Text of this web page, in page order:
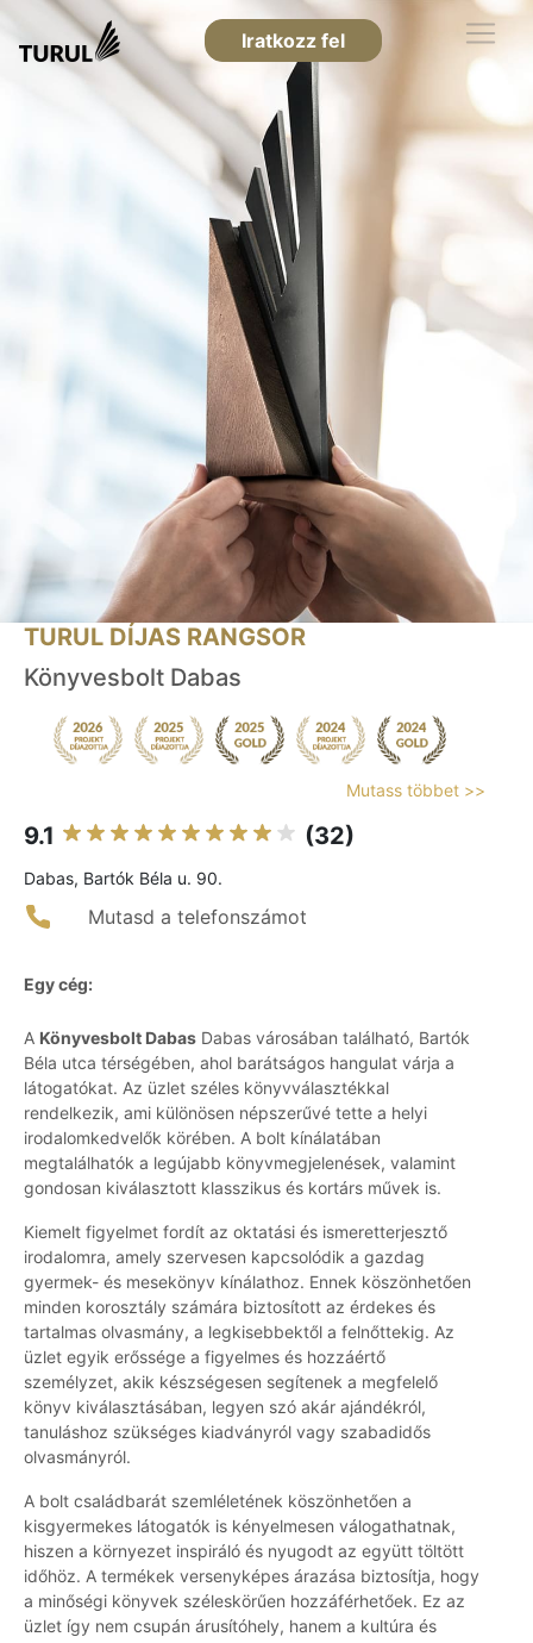
Iratkozz fel
TURUL DÍJAS RANGSOR
Könyvesbolt Dabas
Mutass többet >>
9.1 (32)
Dabas, Bartók Béla u. 90.
Mutasd a telefonszámot
Egy cég:
A Könyvesbolt Dabas Dabas városában található, Bartók
Béla utca térségében, ahol barátságos hangulat várja a
látogatókat. Az üzlet széles könyvválasztékkal
rendelkezik, ami különösen népszerűvé tette a helyi
irodalomkedvelők körében. A bolt kínálatában
megtalálhatók a legújabb könyvmegjelenések, valamint
gondosan kiválasztott klasszikus és kortárs művek is.
Kiemelt figyelmet fordít az oktatási és ismeretterjesztő
irodalomra, amely szervesen kapcsolódik a gazdag
gyermek- és mesekönyv kínálathoz. Ennek köszönhetően
minden korosztály számára biztosított az érdekes és
tartalmas olvasmány, a legkisebbektől a felnőttekig. Az
üzlet egyik erőssége a figyelmes és hozzáértő
személyzet, akik készségesen segítenek a megfelelő
könyv kiválasztásában, legyen szó akár ajándékról,
tanuláshoz szükséges kiadványról vagy szabadidős
olvasmányról.
A bolt családbarát szemléletének köszönhetően a
kisgyermekes látogatók is kényelmesen válogathatnak,
hiszen a környezet inspiráló és nyugodt az együtt töltött
időhöz. A termékek versenyképes árazása biztosítja, hogy
a minőségi könyvek széleskörűen hozzáférhetőek. Ez az
üzlet így nem csupán árusítóhely, hanem a kultúra és